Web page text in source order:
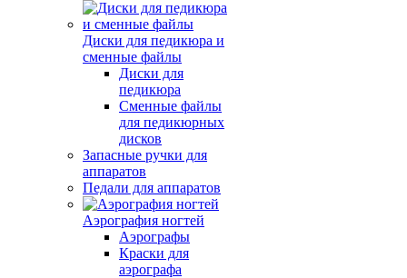
Диски для педикюра и
сменные файлы
Диски для
педикюра
Сменные файлы
для педикюрных
дисков
Запасные ручки для
аппаратов
Педали для аппаратов
Аэрография ногтей
Аэрографы
Краски для
аэрографа